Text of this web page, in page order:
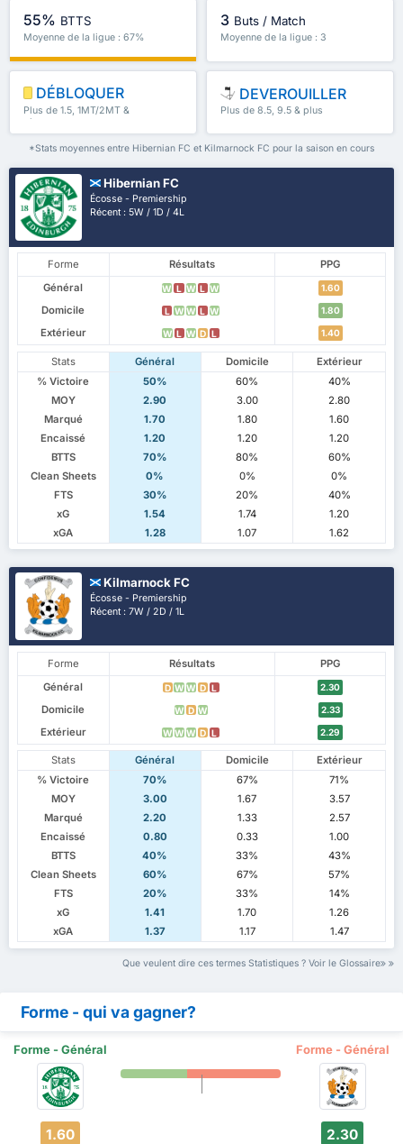
55% BTTS
Moyenne de la ligue : 67%
3 Buts / Match
Moyenne de la ligue : 3
DÉBLOQUER
Plus de 1.5, 1MT/2MT &
plus
DEVEROUILLER
Plus de 8.5, 9.5 & plus
*Stats moyennes entre Hibernian FC et Kilmarnock FC pour la saison en cours
Hibernian FC
Écosse - Premiership
Récent : 5W / 1D / 4L
Forme Résultats
PPG
Général
W L W L W 1.60
Domicile L W W L W 1.80
Extérieur W L W D L 1.40
Stats Général Domicile
Extérieur
% Victoire
50% 60%
40%
MOY
2.90 3.00
2.80
Marqué
1.70 1.80
1.60
Encaissé
1.20 1.20
1.20
BTTS
70% 80%
60%
Clean Sheets
0% 0%
0%
FTS
30% 20%
40%
xG
1.54 1.74
1.20
xGA
1.28 1.07 1.62
Kilmarnock FC
Écosse - Premiership
Récent : 7W / 2D / 1L
Forme Résultats
PPG
Général
D W W D L 2.30
Domicile W D W 2.33
Extérieur W W W D L 2.29
Stats Général Domicile
Extérieur
% Victoire
70% 67%
71%
MOY
3.00 1.67
3.57
Marqué
2.20 1.33
2.57
Encaissé
0.80 0.33
1.00
BTTS
40% 33%
43%
Clean Sheets
60% 67%
57%
FTS
20% 33%
14%
xG
1.41 1.70
1.26
xGA
1.37 1.17 1.47
Que veulent dire ces termes Statistiques ? Voir le Glossaire
Forme - qui va gagner?
Forme - Général Forme - Général
1.60 2.30